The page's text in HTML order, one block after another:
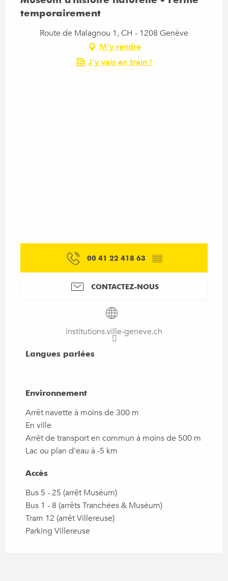
temporairement
Route de Malagnou 1, CH - 1208 Genève
M'y rendre
J'y vais en train !
00 41 22 418 63 ▒▒
CONTACTEZ-NOUS
institutions.ville-geneve.ch
Langues parlées
Langues parlées
Environnement
Environnement
Arrêt navette à moins de 300 m
En ville
Arrêt de transport en commun à moins de 500 m
Lac ou plan d'eau à -5 km
Accès
Accès
Bus 5 - 25 (arrêt Muséum)
Bus 1 - 8 (arrêts Tranchées & Muséum)
Tram 12 (arrêt Villereuse)
Parking Villereuse